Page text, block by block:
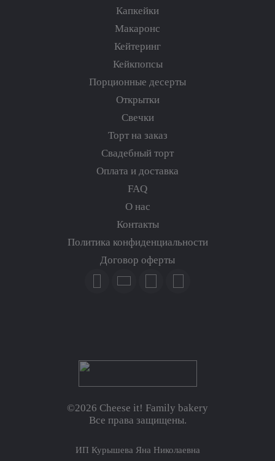
©2026 Cheese it! Family bakery
Все права защищены.
ИП Курышева Яна Николаевна
Капкейки
Макаронс
Кейтеринг
Кейкпопсы
Порционные десерты
Открытки
Свечки
Торт на заказ
Свадебный торт
Оплата и доставка
FAQ
О нас
Контакты
Политика конфиденциальности
Договор оферты